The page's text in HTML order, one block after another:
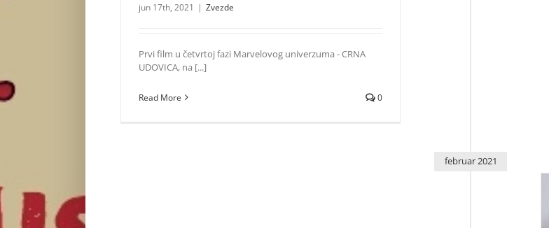
jun 17th, 2021 | Zvezde
Prvi film u četvrtoj fazi Marvelovog univerzuma - CRNA
UDOVICA, na [...]
Read More 0
februar 2021